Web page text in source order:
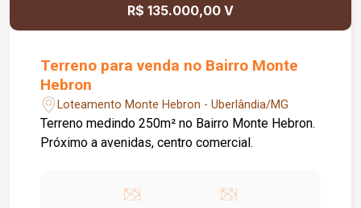
R$ 135.000,00 V
Terreno para venda no Bairro Monte
Hebron
Loteamento Monte Hebron - Uberlândia/MG
Terreno medindo 250m² no Bairro Monte Hebron.
Próximo a avenidas, centro comercial.